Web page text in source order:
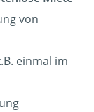
von
einmal im